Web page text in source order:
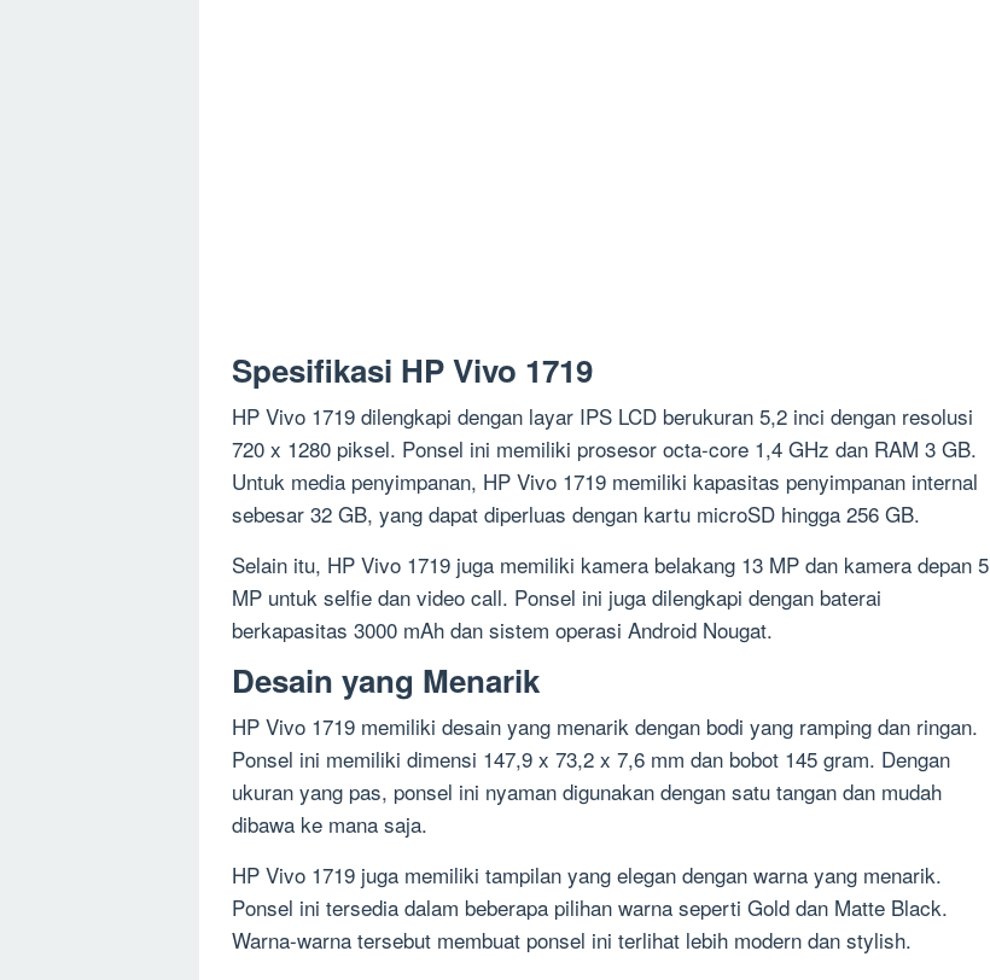
Spesifikasi HP Vivo 1719
HP Vivo 1719 dilengkapi dengan layar IPS LCD berukuran 5,2 inci dengan resolusi
720 x 1280 piksel. Ponsel ini memiliki prosesor octa-core 1,4 GHz dan RAM 3 GB.
Untuk media penyimpanan, HP Vivo 1719 memiliki kapasitas penyimpanan internal
sebesar 32 GB, yang dapat diperluas dengan kartu microSD hingga 256 GB.
Selain itu, HP Vivo 1719 juga memiliki kamera belakang 13 MP dan kamera depan 5
MP untuk selfie dan video call. Ponsel ini juga dilengkapi dengan baterai
berkapasitas 3000 mAh dan sistem operasi Android Nougat.
Desain yang Menarik
HP Vivo 1719 memiliki desain yang menarik dengan bodi yang ramping dan ringan.
Ponsel ini memiliki dimensi 147,9 x 73,2 x 7,6 mm dan bobot 145 gram. Dengan
ukuran yang pas, ponsel ini nyaman digunakan dengan satu tangan dan mudah
dibawa ke mana saja.
HP Vivo 1719 juga memiliki tampilan yang elegan dengan warna yang menarik.
Ponsel ini tersedia dalam beberapa pilihan warna seperti Gold dan Matte Black.
Warna-warna tersebut membuat ponsel ini terlihat lebih modern dan stylish.